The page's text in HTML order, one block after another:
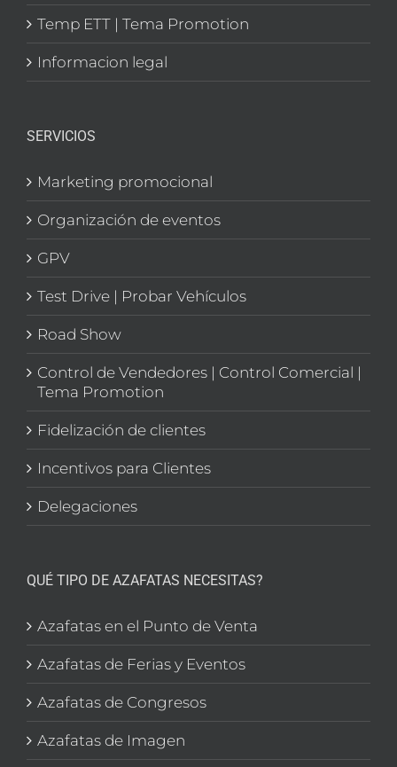
Temp ETT | Tema Promotion
Informacion legal
SERVICIOS
Marketing promocional
Organización de eventos
GPV
Test Drive | Probar Vehículos
Road Show
Control de Vendedores | Control Comercial |
Tema Promotion
Fidelización de clientes
Incentivos para Clientes
Delegaciones
QUÉ TIPO DE AZAFATAS NECESITAS?
Azafatas en el Punto de Venta
Azafatas de Ferias y Eventos
Azafatas de Congresos
Azafatas de Imagen